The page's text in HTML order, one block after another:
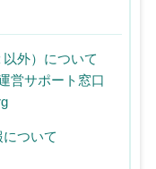
外）について
営サポート窓口
ついて